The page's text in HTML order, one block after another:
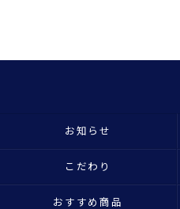
お知らせ
こだわり
おすすめ商品